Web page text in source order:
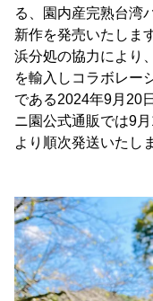
る、園内産完熟台湾
新作を発売いたしま
浜分処の協力により
を輸入しコラボレー
である2024年9月20
ニ園公式通販では9
より順次発送いたし